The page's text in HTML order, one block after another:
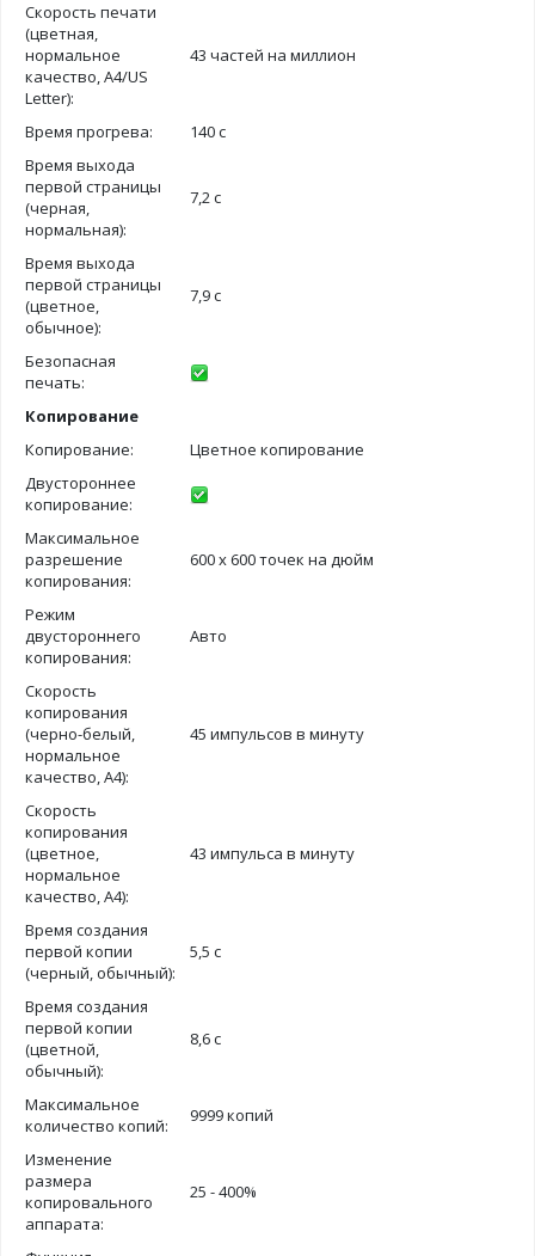
Скорость печати
(цветная,
нормальное
качество, A4/US
Letter):
43 частей на миллион
Время прогрева:
140 с
Время выхода
первой страницы
(черная,
нормальная):
7,2 с
Время выхода
первой страницы
(цветное,
обычное):
7,9 с
Безопасная
печать:
Копирование
Копирование:
Цветное копирование
Двустороннее
копирование:
Максимальное
разрешение
копирования:
600 х 600 точек на дюйм
Режим
двустороннего
копирования:
Авто
Скорость
копирования
(черно-белый,
нормальное
качество, А4):
45 импульсов в минуту
Скорость
копирования
(цветное,
нормальное
качество, А4):
43 импульса в минуту
Время создания
первой копии
(черный, обычный):
5,5 с
Время создания
первой копии
(цветной,
обычный):
8,6 с
Максимальное
количество копий:
9999 копий
Изменение
размера
копировального
аппарата:
25 - 400%